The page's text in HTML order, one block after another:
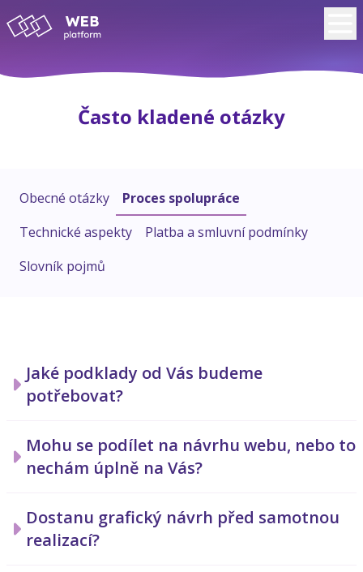
Často kladené otázky
Obecné otázky
Proces spolupráce
Technické aspekty
Platba a smluvní podmínky
Slovník pojmů
Jaké podklady od Vás budeme
potřebovat?
Mohu se podílet na návrhu webu, nebo to
nechám úplně na Vás?
Dostanu grafický návrh před samotnou
realizací?